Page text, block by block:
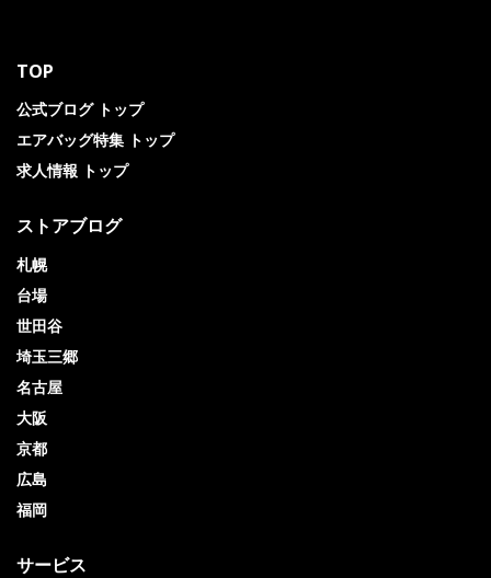
TOP
公式ブログ トップ
エアバッグ特集 トップ
求人情報 トップ
ストアブログ
札幌
台場
世田谷
埼玉三郷
名古屋
大阪
京都
広島
福岡
サービス